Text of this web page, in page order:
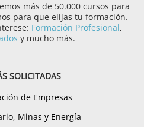
más de 50.000 cursos para
para que elijas tu formación.
Formación Profesional,
y mucho más.
SOLICITADAS
de Empresas
Minas y Energía